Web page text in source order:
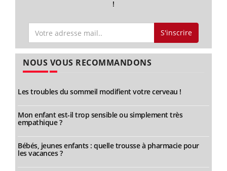
!
S'inscrire
NOUS VOUS RECOMMANDONS
Les troubles du sommeil modifient votre cerveau !
Mon enfant est-il trop sensible ou simplement très
empathique ?
Bébés, jeunes enfants : quelle trousse à pharmacie pour
les vacances ?